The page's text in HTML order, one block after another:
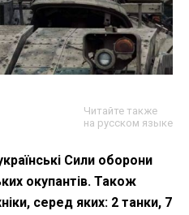
Читайте также
на русском языке
Сили оборони
окупантів. Також
серед яких: 2 танки, 7